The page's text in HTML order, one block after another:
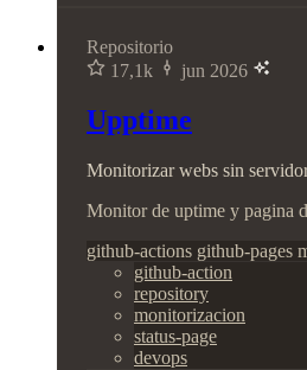
Repositorio
17,1k
jun 2026
Upptime
Monitorizar webs sin
Monitor de uptime y pagina
github-actions github-pages
github-action
repository
monitorizacion
status-page
devops